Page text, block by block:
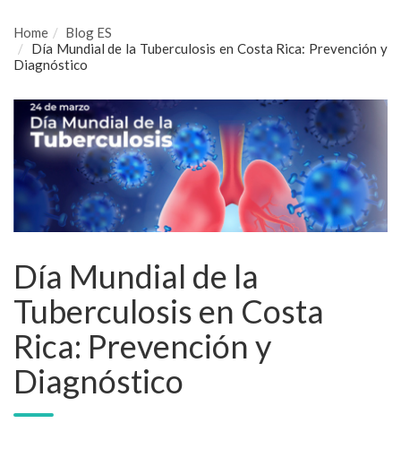
Home
Blog ES
Día Mundial de la Tuberculosis en Costa Rica: Prevención y
Diagnóstico
Día Mundial de la
Tuberculosis en Costa
Rica: Prevención y
Diagnóstico